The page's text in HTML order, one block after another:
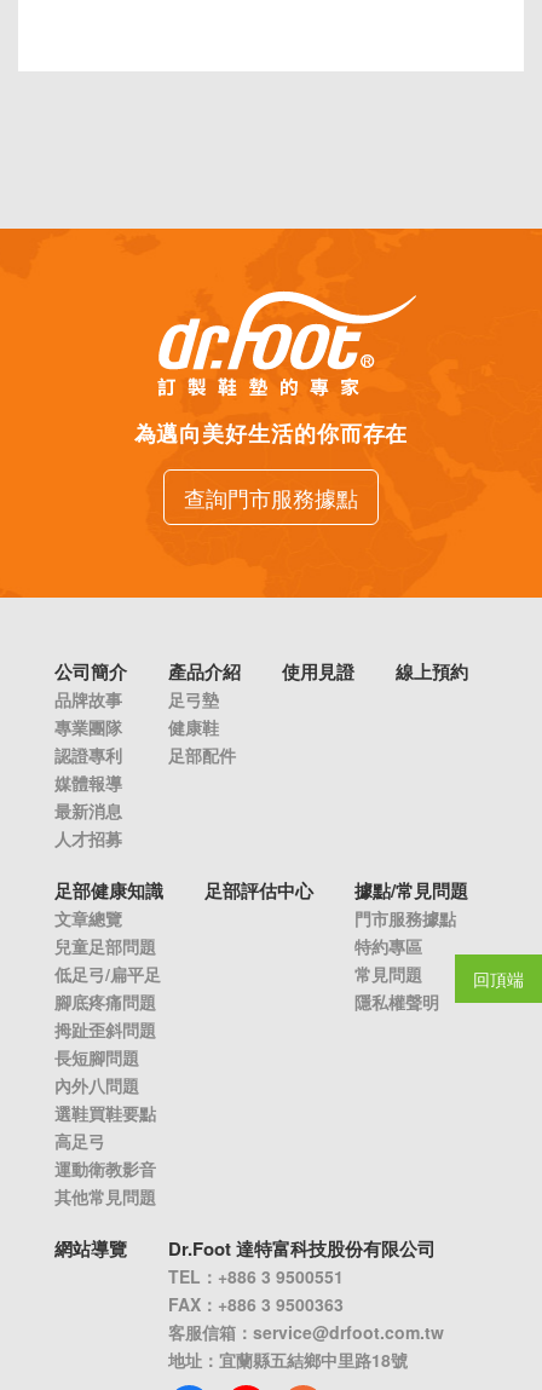
回頂端
為邁向美好生活的你而存在
查詢門市服務據點
公司簡介
品牌故事
專業團隊
認證專利
媒體報導
最新消息
人才招募
產品介紹
足弓墊
健康鞋
足部配件
使用見證 線上預約
足部健康知識
文章總覽
兒童足部問題
低足弓/扁平足
腳底疼痛問題
拇趾歪斜問題
長短腳問題
內外八問題
選鞋買鞋要點
高足弓
運動衛教影音
其他常見問題
足部評估中心 據點/常見問題
門市服務據點
特約專區
常見問題
隱私權聲明
網站導覽 Dr.Foot 達特富科技股份有限公司
TEL：+886 3 9500551
FAX：+886 3 9500363
客服信箱： service@drfoot.com.tw
地址：宜蘭縣五結鄉中里路18號